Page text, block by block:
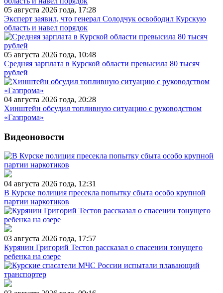
05 августа 2026 года, 17:28
Эксперт заявил, что генерал Солодчук освободил Курскую
область и навел порядок
05 августа 2026 года, 10:48
Средняя зарплата в Курской области превысила 80 тысяч
рублей
04 августа 2026 года, 20:28
Хинштейн обсудил топливную ситуацию с руководством
«Газпрома»
Видеоновости
04 августа 2026 года, 12:31
В Курске полиция пресекла попытку сбыта особо крупной
партии наркотиков
03 августа 2026 года, 17:57
Курянин Григорий Тестов рассказал о спасении тонущего
ребенка на озере